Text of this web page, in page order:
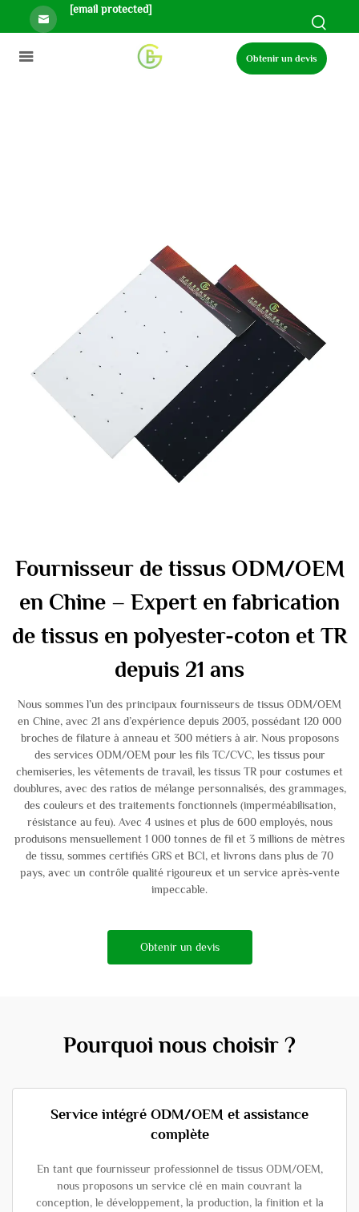
[email protected]
Obtenir un devis
Fournisseur de tissus ODM/OEM
en Chine – Expert en fabrication
de tissus en polyester-coton et TR
depuis 21 ans
Nous sommes l’un des principaux fournisseurs de tissus ODM/OEM
en Chine, avec 21 ans d’expérience depuis 2003, possédant 120 000
broches de filature à anneau et 300 métiers à air. Nous proposons
des services ODM/OEM pour les fils TC/CVC, les tissus pour
chemiseries, les vêtements de travail, les tissus TR pour costumes et
doublures, avec des ratios de mélange personnalisés, des grammages,
des couleurs et des traitements fonctionnels (imperméabilisation,
résistance au feu). Avec 4 usines et plus de 600 employés, nous
produisons mensuellement 1 000 tonnes de fil et 3 millions de mètres
de tissu, sommes certifiés GRS et BCI, et livrons dans plus de 70
pays, avec un contrôle qualité rigoureux et un service après-vente
impeccable.
Obtenir un devis
Pourquoi nous choisir ?
Service intégré ODM/OEM et assistance
complète
En tant que fournisseur professionnel de tissus ODM/OEM,
nous proposons un service clé en main couvrant la
conception, le développement, la production, la finition et la